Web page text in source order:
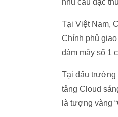
nhu cầu đặc
Tại Việt Nam,
Chính phủ
đám mây số 1
Tại đấu trường
tảng Cloud
là tượng vàng